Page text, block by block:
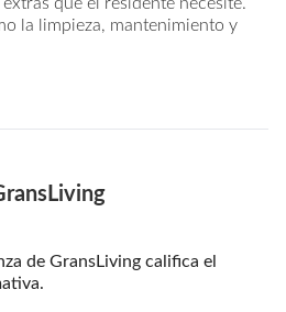
la limpieza, mantenimiento y
de GransLiving califica el